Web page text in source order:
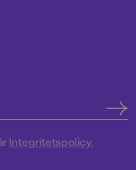
Integritetspolicy.